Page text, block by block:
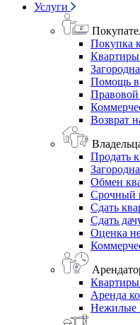
Услуги
Покупка
Квартиры
Помощь в
Правовой
Возврат
Продать
Обмен
Срочный
Сдать
Сдать
Оценка
Аренда
Нежилые